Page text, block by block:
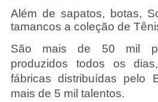
Além de sapatos, botas,
tamancos a coleção de
São mais de 50 mil
produzidos todos os
fábricas distribuídas pelo
mais de 5 mil talentos.